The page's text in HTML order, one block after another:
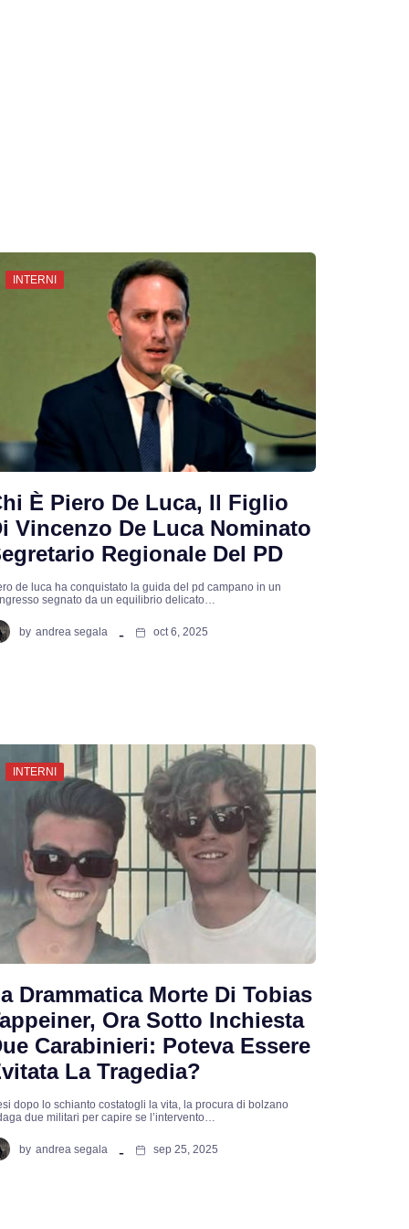
INTERNI
È Piero De Luca, Il Figlio
Vincenzo De Luca Nominato
Regionale Del PD
de luca ha conquistato la guida del pd campano in un
segnato da un equilibrio delicato…
by andrea segala oct 6, 2025
INTERNI
Drammatica Morte Di Tobias
Ora Sotto Inchiesta
Carabinieri: Poteva Essere
La Tragedia?
dopo lo schianto costatogli la vita, la procura di bolzano
due militari per capire se l’intervento…
by andrea segala sep 25, 2025